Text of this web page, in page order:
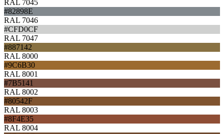
RAL 7045
#82898E
RAL 7046
#CFD0CF
RAL 7047
#887142
RAL 8000
#9C6B30
RAL 8001
#7B5141
RAL 8002
#80542F
RAL 8003
#8F4E35
RAL 8004